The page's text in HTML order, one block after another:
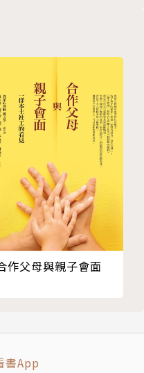
餵食、拍嗝、睡眠、包
，目前任職於頂級的產
，需要花費一萬八千元
導的指導。但是，現在
獲得她所有的育兒精
，本書也會持續地陪伴
孤單，我們一起加油！
性導引法
，爸媽不慌張
似乾海綿
的人體加溫器
作父母與親子會面
書App